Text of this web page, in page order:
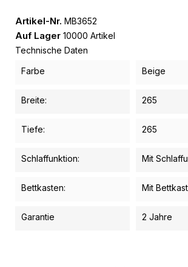
Artikel-Nr. MB3652
Auf Lager 10000 Artikel
Technische Daten
Farbe
Beige
Breite: 265
Tiefe: 265
Schlaffunktion: Mit
Bettkasten: Mit
Garantie 2 Jahre